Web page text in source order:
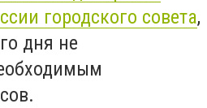
городского совета,
дня не